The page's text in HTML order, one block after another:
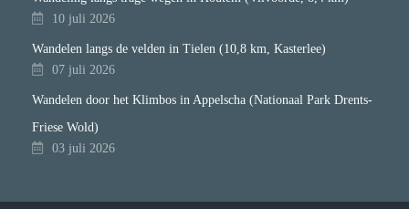
10 juli 2026
Wandelen langs de velden in Tielen (10,8 km, Kasterlee)
07 juli 2026
Wandelen door het Klimbos in Appelscha (Nationaal Park Drents-
Friese Wold)
03 juli 2026